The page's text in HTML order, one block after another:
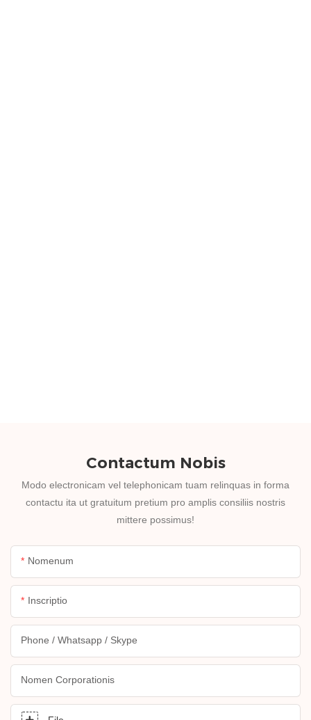
Contactum Nobis
Modo electronicam vel telephonicam tuam relinquas in forma
contactu ita ut gratuitum pretium pro amplis consiliis nostris
mittere possimus!
Nomenum
Inscriptio
Phone / Whatsapp / Skype
Nomen Corporationis